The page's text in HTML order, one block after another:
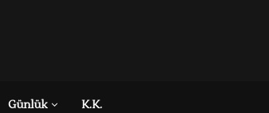
Günlük K.K.